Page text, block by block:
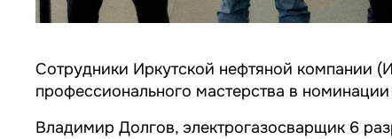
Сотрудники Иркутской нефтяной компании
профессионального мастерства в
Владимир Долгов, электрогазосварщик 6